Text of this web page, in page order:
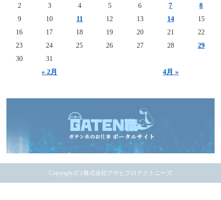
« 2月 4月 »
2
3 4 5 6 7
8
9
10 11 12 13 14
15
16
17 18 19 20 21
22
23
24 25 26 27 28
29
30
31
Copyright (C) 株式会社アサヒプロテクトニーズ